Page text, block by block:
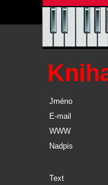
Jméno
E-mail
WWW
Nadpis
Text